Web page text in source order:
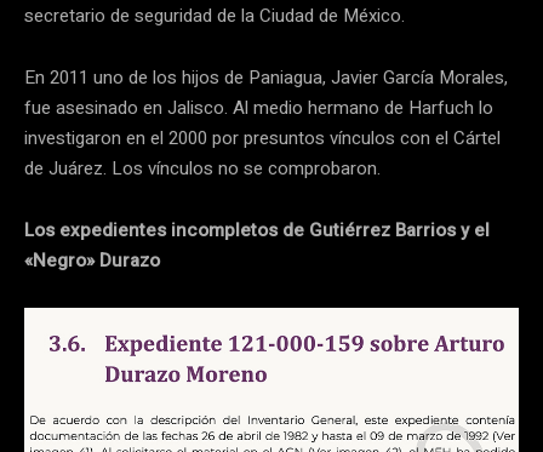
secretario de seguridad de la Ciudad de México.
En 2011 uno de los hijos de Paniagua, Javier García Morales,
fue asesinado en Jalisco. Al medio hermano de Harfuch lo
investigaron en el 2000 por presuntos vínculos con el Cártel
de Juárez. Los vínculos no se comprobaron.
Los expedientes incompletos de Gutiérrez Barrios y el
«Negro» Durazo